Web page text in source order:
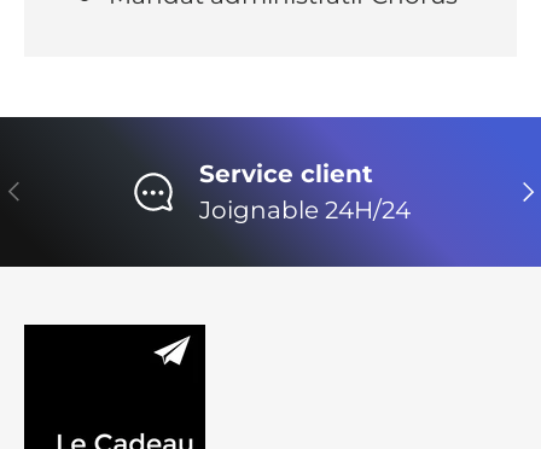
Précédent
Service client
Joignable 24H/24